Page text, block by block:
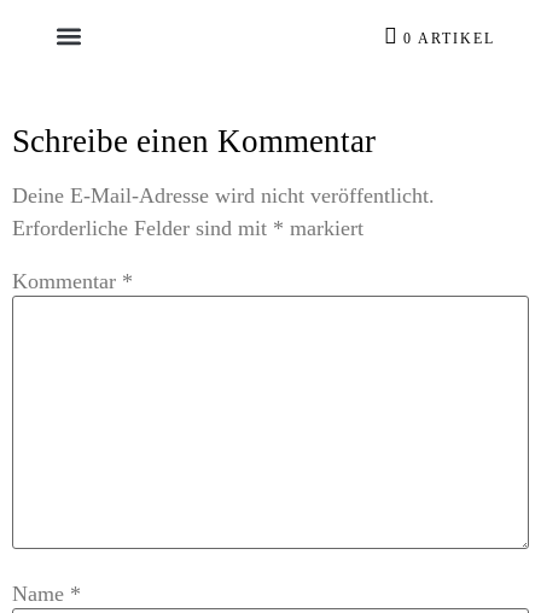
0 ARTIKEL
Schreibe einen Kommentar
Deine E-Mail-Adresse wird nicht veröffentlicht.
Erforderliche Felder sind mit * markiert
Kommentar *
Name *